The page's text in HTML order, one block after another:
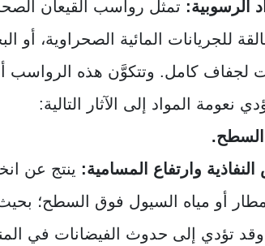
الرسوبية: تمثل رواسب القيعان
للجريانات المائية الصحراوية، أو
لجفاف كامل. وتتكوَّن هذه الرواسب
نعومة المواد إلى الآثار التالية:
السطح.
النفاذية وارتفاع المسامية: ينتج عن
أو مياه السيول فوق السطح؛
تؤدي إلى حدوث الفيضانات في